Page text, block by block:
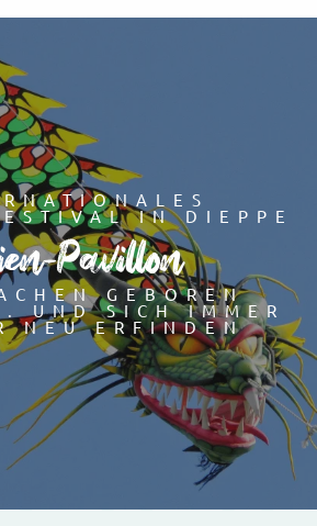
IN DIEPPE
Pavillon
GEBOREN
UND SICH IMMER
NEU ERFINDEN